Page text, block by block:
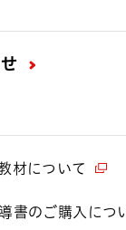
材について
書のご購入につ